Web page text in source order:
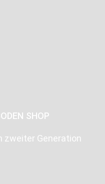
SHOP
zweiter Generation